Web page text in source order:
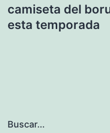
camiseta del
esta temporada
Buscar...